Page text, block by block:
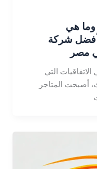
هي
شركة
مصر
التي
المتاجر